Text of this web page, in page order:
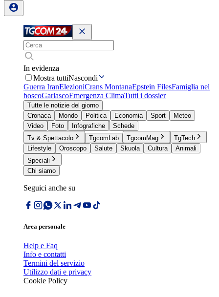
In evidenza
Mostra tuttiNascondi
Guerra IranElezioniCrans MontanaEpstein FilesFamiglia nel
boscoGarlascoEmergenza ClimaTutti i dossier
Tutte le notizie del giorno
Cronaca
Mondo Politica Economia Sport
Meteo
Video
Foto Infografiche
Schede
Tv & Spettacolo
TgcomLab TgcomMag
TgTech
Lifestyle
Oroscopo Salute Skuola Cultura
Animali
Speciali
Chi siamo
Seguici anche su
Area personale
Help e Faq
Info e contatti
Termini del servizio
Utilizzo dati e privacy
Cookie Policy